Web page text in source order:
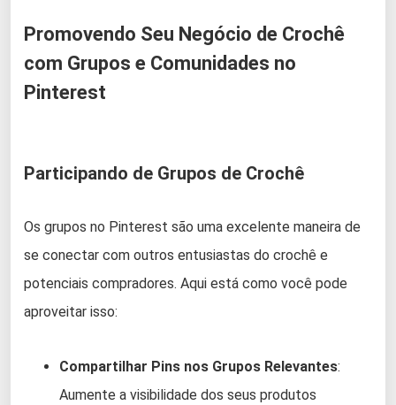
Promovendo Seu Negócio de Crochê
com Grupos e Comunidades no
Pinterest
Participando de Grupos de Crochê
Os grupos no Pinterest são uma excelente maneira de
se conectar com outros entusiastas do crochê e
potenciais compradores. Aqui está como você pode
aproveitar isso:
Compartilhar Pins nos Grupos Relevantes:
Aumente a visibilidade dos seus produtos